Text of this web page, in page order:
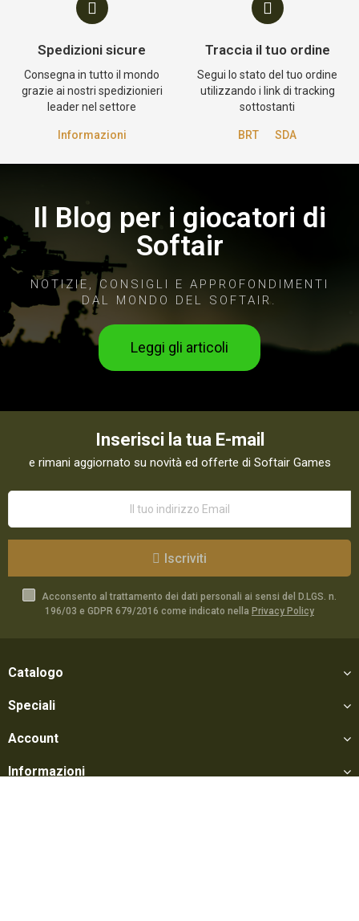
Spedizioni sicure
Consegna in tutto il mondo
grazie ai nostri spedizionieri
leader nel settore
Informazioni
Traccia il tuo ordine
Segui lo stato del tuo ordine
utilizzando i link di tracking
sottostanti
BRT SDA
Il Blog per i giocatori di
Softair
NOTIZIE, CONSIGLI E APPROFONDIMENTI
DAL MONDO DEL SOFTAIR.
Leggi gli articoli
Inserisci la tua E-mail
e rimani aggiornato su novità ed offerte di Softair Games
Iscriviti
Acconsento al trattamento dei dati personali ai sensi del D.LGS. n.
196/03 e GDPR 679/2016 come indicato nella Privacy Policy
Catalogo
Speciali
Account
Informazioni